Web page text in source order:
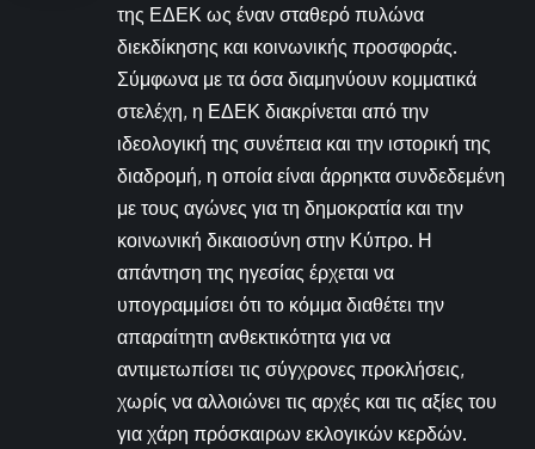
της ΕΔΕΚ ως έναν σταθερό πυλώνα
διεκδίκησης και κοινωνικής προσφοράς.
Σύμφωνα με τα όσα διαμηνύουν κομματικά
στελέχη, η ΕΔΕΚ διακρίνεται από την
ιδεολογική της συνέπεια και την ιστορική της
διαδρομή, η οποία είναι άρρηκτα συνδεδεμένη
με τους αγώνες για τη δημοκρατία και την
κοινωνική δικαιοσύνη στην Κύπρο. Η
απάντηση της ηγεσίας έρχεται να
υπογραμμίσει ότι το κόμμα διαθέτει την
απαραίτητη ανθεκτικότητα για να
αντιμετωπίσει τις σύγχρονες προκλήσεις,
χωρίς να αλλοιώνει τις αρχές και τις αξίες του
για χάρη πρόσκαιρων εκλογικών κερδών.